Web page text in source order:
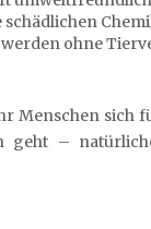
ohne
Menschen sich
geht –